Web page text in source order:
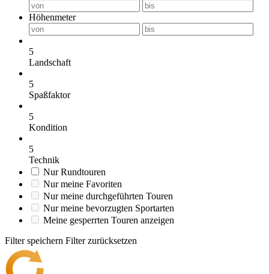
Höhenmeter
5
Landschaft
5
Spaßfaktor
5
Kondition
5
Technik
Nur Rundtouren
Nur meine Favoriten
Nur meine durchgeführten Touren
Nur meine bevorzugten Sportarten
Meine gesperrten Touren anzeigen
Filter speichern Filter zurücksetzen